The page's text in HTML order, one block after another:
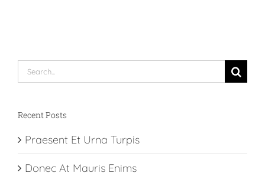
Search
for:
Recent Posts
Praesent Et Urna Turpis
Donec At Mauris Enims